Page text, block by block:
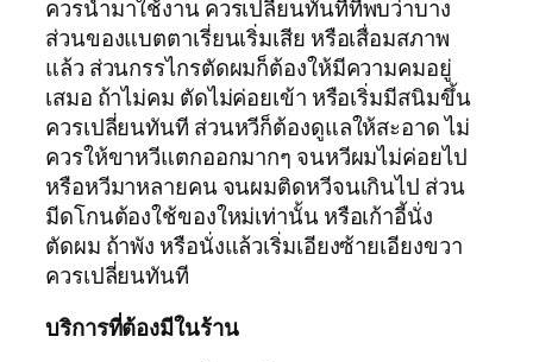
ควรนำมาใช้งาน ควรเปลี่ยนทันทีทีพบว่าบาง
ส่วนของแบตตาเรี่ยนเริ่มเสีย หรือเสื่อมสภาพ
แล้ว ส่วนกรรไกรตัดผมก็ต้องให้มีความคมอยู่
เสมอ ถ้าไม่คม ตัดไม่ค่อยเข้า หรือเริ่มมีสนิมขึ้น
ควรเปลี่ยนทันที ส่วนหวีก็ต้องดูแลให้สะอาด ไม่
ควรให้ขาหวีแตกออกมากๆ จนหวีผมไม่ค่อยไป
หรือหวีมาหลายคน จนผมติดหวีจนเกินไป ส่วน
มีดโกนต้องใช้ของใหม่เท่านั้น หรือเก้าอี้นั่ง
ตัดผม ถ้าพัง หรือนั่งแล้วเริ่มเอียงซ้ายเอียงขวา
ควรเปลี่ยนทันที
บริการที่ต้องมีในร้าน